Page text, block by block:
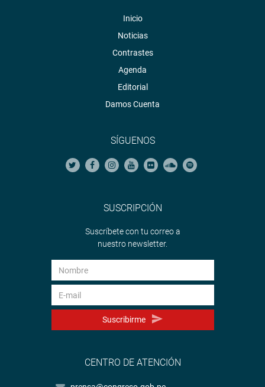
Inicio
Noticias
Contrastes
Agenda
Editorial
Damos Cuenta
SÍGUENOS
SUSCRIPCIÓN
Suscríbete con tu correo a
nuestro newsletter.
Suscribirme
CENTRO DE ATENCIÓN